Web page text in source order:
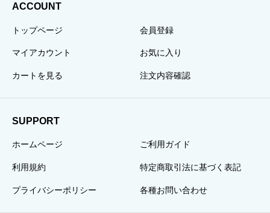
ACCOUNT
トップページ 会員登録
マイアカウント お気に入り
カートを見る 注文内容確認
SUPPORT
ホームページ ご利用ガイド
利用規約 特定商取引法に基づく表記
プライバシーポリシー 各種お問い合わせ